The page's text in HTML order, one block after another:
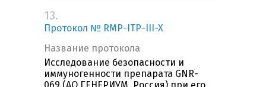
13.
Протокол № RMP-ITP-III-X
Название протокола
Исследование безопасности и
иммуногенности препарата GNR-